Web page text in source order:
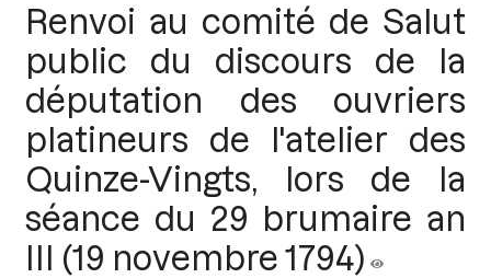
Renvoi au comité de Salut
public du discours de la
députation des ouvriers
platineurs de l'atelier des
Quinze-Vingts, lors de la
séance du 29 brumaire an
III (19 novembre 1794)